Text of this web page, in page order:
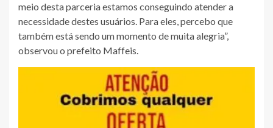
meio desta parceria estamos conseguindo atender a
necessidade destes usuários. Para eles, percebo que
também está sendo um momento de muita alegria”,
observou o prefeito Maffeis.